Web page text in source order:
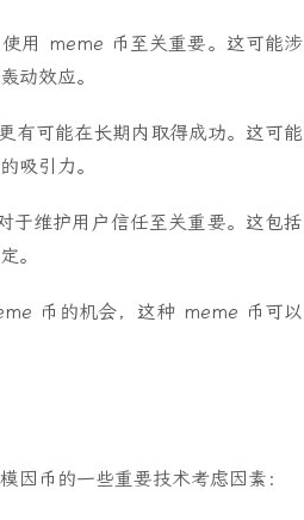
用 meme 币至关重要。这可能涉
动效应。
有可能在长期内取得成功。这可能
吸引力。
维护用户信任至关重要。这包括
。
币的机会，这种 meme 币可以
因币的一些重要技术考虑因素：